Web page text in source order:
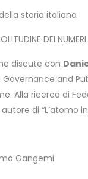
storia italiana
DEI NUMERI
discute con
and
Alla ricerca di
di “L’atomo
Gangemi